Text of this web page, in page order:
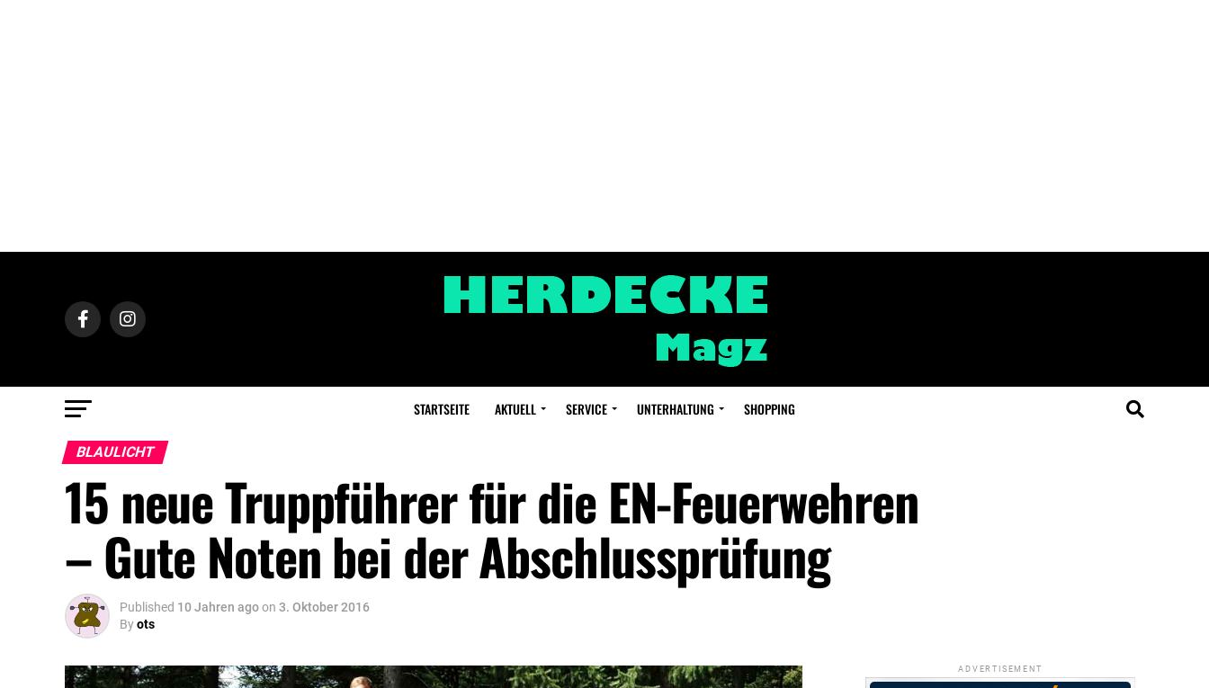
STARTSEITE AKTUELL SERVICE UNTERHALTUNG SHOPPING
BLAULICHT
15 neue Truppführer für die EN-Feuerwehren
– Gute Noten bei der Abschlussprüfung
Published 10 Jahren agoon 3. Oktober 2016
Byots
ADVERTISEMENT